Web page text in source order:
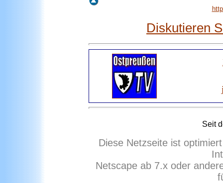
Diskutieren
Seit
Diese Netzseite ist
Netscape ab 7.x oder